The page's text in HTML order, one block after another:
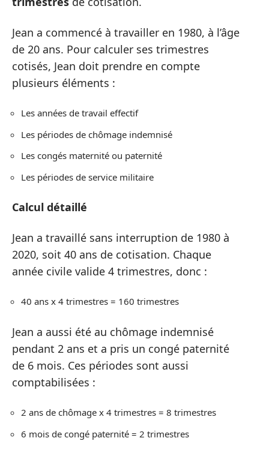
Jean a commencé à travailler en 1980, à l’âge
de 20 ans. Pour calculer ses trimestres
cotisés, Jean doit prendre en compte
plusieurs éléments :
Les années de travail effectif
Les périodes de chômage indemnisé
Les congés maternité ou paternité
Les périodes de service militaire
Calcul détaillé
Jean a travaillé sans interruption de 1980 à
2020, soit 40 ans de cotisation. Chaque
année civile valide 4 trimestres, donc :
40 ans x 4 trimestres = 160 trimestres
Jean a aussi été au chômage indemnisé
pendant 2 ans et a pris un congé paternité
de 6 mois. Ces périodes sont aussi
comptabilisées :
2 ans de chômage x 4 trimestres = 8 trimestres
6 mois de congé paternité = 2 trimestres